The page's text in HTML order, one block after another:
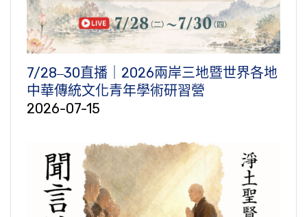
7/28‒30直播｜2026兩岸三地暨世界各地
中華傳統文化青年學術研習營
2026-07-15